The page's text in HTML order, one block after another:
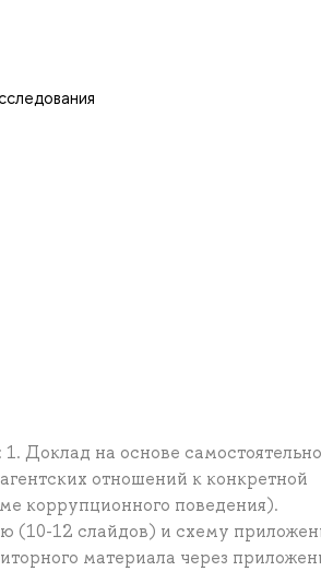
Доклад на основе
отношений к конкретной
коррупционного поведения).
(10-12 слайдов) и схему
материала через